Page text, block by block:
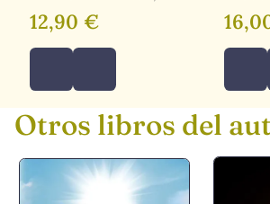
THE ASTROTWINS -
12,90 €
Otros libros del